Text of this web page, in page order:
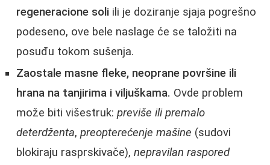
regeneracione soli ili je doziranje sjaja pogrešno
podeseno, ove bele naslage će se taložiti na
posuđu tokom sušenja.
Zaostale masne fleke, neoprane površine ili
hrana na tanjirima i viljuškama. Ovde problem
može biti višestruk: previše ili premalo
deterdženta, preopterećenje mašine (sudovi
blokiraju rasprskivače), nepravilan raspored